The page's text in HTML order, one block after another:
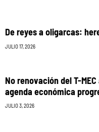
De reyes a oligarcas:
JULIO 17, 2026
No renovación del T-
agenda económica
JULIO 3, 2026